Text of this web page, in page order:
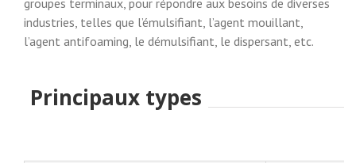
groupes terminaux, pour répondre aux besoins de diverses
industries, telles que l’émulsifiant, l’agent mouillant,
l’agent antifoaming, le démulsifiant, le dispersant, etc.
Principaux types